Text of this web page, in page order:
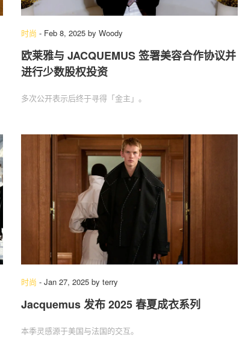
时尚 - Feb 8, 2025 by Woody
欧莱雅与 JACQUEMUS 签署美容合作协议并
进行少数股权投资
多次公开表示后终于寻得「金主」。
时尚 - Jan 27, 2025 by terry
Jacquemus 发布 2025 春夏成衣系列
本季灵感源于美国与法国的交互。